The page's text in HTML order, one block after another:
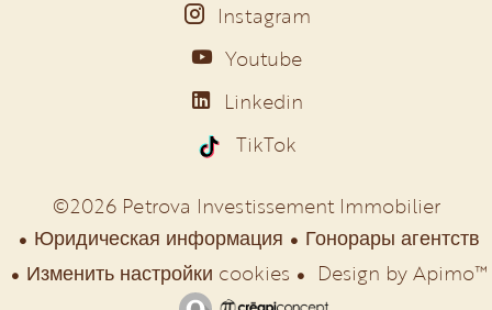
Instagram
Youtube
Linkedin
TikTok
©2026 Petrova Investissement Immobilier
Юридическая информация
Гонорары агентств
Изменить настройки cookies
Design byApimo™